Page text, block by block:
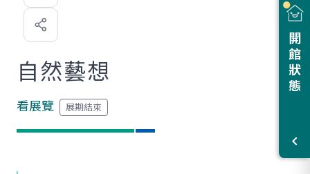
開館狀態
喜
歡
自然藝想
看展覽